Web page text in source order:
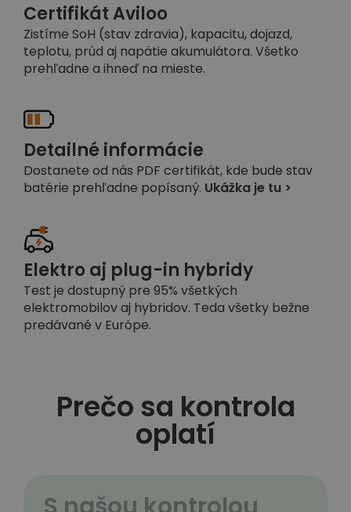
Certifikát Aviloo
Zistíme SoH (stav zdravia), kapacitu, dojazd,
teplotu, prúd aj napätie akumulátora. Všetko
prehľadne a ihneď na mieste.
Detailné informácie
Dostanete od nás PDF certifikát, kde bude stav
batérie prehľadne popísaný. Ukážka je tu >
Elektro aj plug-in hybridy
Test je dostupný pre 95% všetkých
elektromobilov aj hybridov. Teda všetky bežne
predávané v Európe.
Prečo sa kontrola
oplatí